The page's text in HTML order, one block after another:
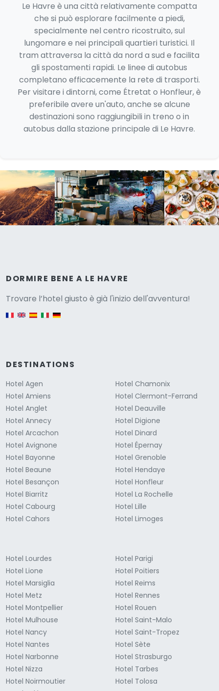
Le Havre è una città relativamente compatta
che si può esplorare facilmente a piedi,
specialmente nel centro ricostruito, sul
lungomare e nei principali quartieri turistici. Il
tram attraversa la città da nord a sud e facilita
gli spostamenti rapidi. Le linee di autobus
completano efficacemente la rete di trasporti.
Per visitare i dintorni, come Étretat o Honfleur, è
preferibile avere un'auto, anche se alcune
destinazioni sono raggiungibili in treno o in
autobus dalla stazione principale di Le Havre.
DORMIRE BENE A LE HAVRE
Trovare l’hotel giusto è già l'inizio dell'avventura!
DESTINATIONS
Hotel Agen
Hotel Amiens
Hotel Anglet
Hotel Annecy
Hotel Arcachon
Hotel Avignone
Hotel Bayonne
Hotel Beaune
Hotel Besançon
Hotel Biarritz
Hotel Cabourg
Hotel Cahors
Hotel Chamonix
Hotel Clermont-Ferrand
Hotel Deauville
Hotel Digione
Hotel Dinard
Hotel Épernay
Hotel Grenoble
Hotel Hendaye
Hotel Honfleur
Hotel La Rochelle
Hotel Lille
Hotel Limoges
Hotel Lourdes
Hotel Lione
Hotel Marsiglia
Hotel Metz
Hotel Montpellier
Hotel Mulhouse
Hotel Nancy
Hotel Nantes
Hotel Narbonne
Hotel Nizza
Hotel Noirmoutier
Hotel Parigi
Hotel Poitiers
Hotel Reims
Hotel Rennes
Hotel Rouen
Hotel Saint-Malo
Hotel Saint-Tropez
Hotel Sète
Hotel Strasburgo
Hotel Tarbes
Hotel Tolosa